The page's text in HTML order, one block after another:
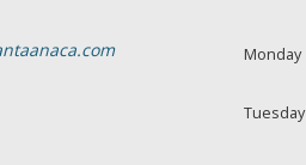
Monday
Tuesday